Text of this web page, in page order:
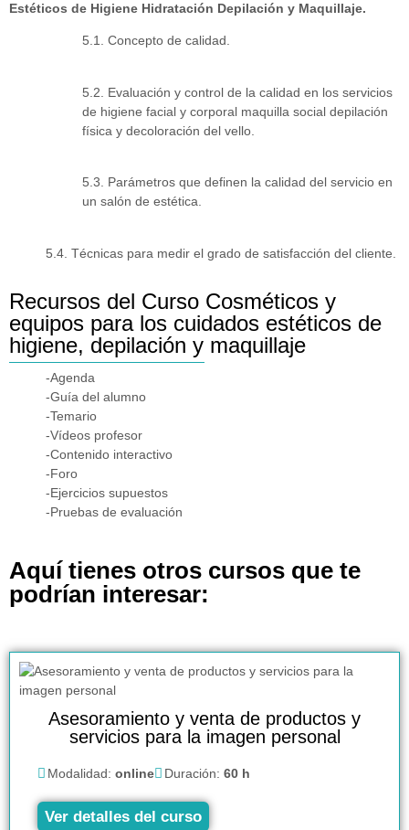
Estéticos de Higiene Hidratación Depilación y Maquillaje.
5.1. Concepto de calidad.
5.2. Evaluación y control de la calidad en los servicios
de higiene facial y corporal maquilla social depilación
física y decoloración del vello.
5.3. Parámetros que definen la calidad del servicio en
un salón de estética.
5.4. Técnicas para medir el grado de satisfacción del cliente.
Recursos del Curso Cosméticos y
equipos para los cuidados estéticos de
higiene, depilación y maquillaje
-Agenda
-Guía del alumno
-Temario
-Vídeos profesor
-Contenido interactivo
-Foro
-Ejercicios supuestos
-Pruebas de evaluación
Aquí tienes otros cursos que te
podrían interesar:
Asesoramiento y venta de productos y
servicios para la imagen personal
Modalidad: online Duración: 60 h
Ver detalles del curso